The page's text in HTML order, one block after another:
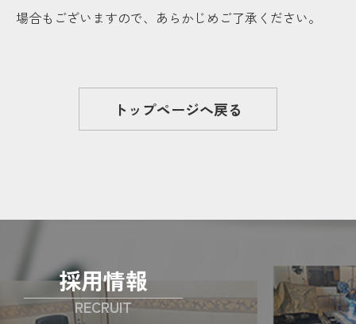
場合もございますので、あらかじめご了承ください。
トップページへ戻る
採用情報
RECRUIT